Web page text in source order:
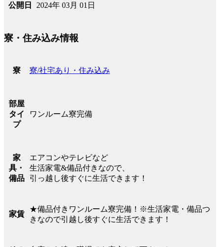
公開日 2024年 03月 01日
寮・住み込み情報
寮 寮/社宅あり・住み込み
部屋
タイ
プ
ワンルーム寮完備
家
具・
備品
エアコンやテレビなど
生活家電&備品付きなので、
引っ越し後すぐに生活できます！
家賃
★備品付きワンルーム寮完備！※生活家電・備品つ
きなので引越し後すぐに生活できます！